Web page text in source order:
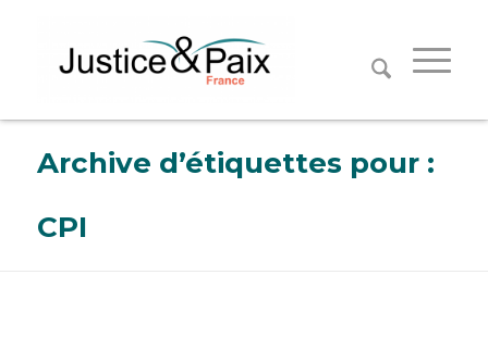
Archive d’étiquettes pour :
CPI